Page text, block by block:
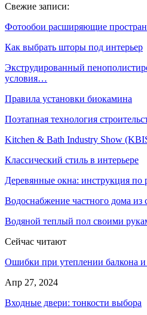
Свежие записи:
Фотообои расширяющие
Как выбрать шторы под интерьер
Экструдированный
условия…
Правила установки биокамина
Поэтапная технология
Kitchen & Bath Industry Show
Классический стиль в интерьере
Деревянные окна: инструкция по
Водоснабжение частного дома
Водяной теплый пол своими
Сейчас читают
Ошибки при утеплении балкона
Апр 27, 2024
Входные двери: тонкости выбора